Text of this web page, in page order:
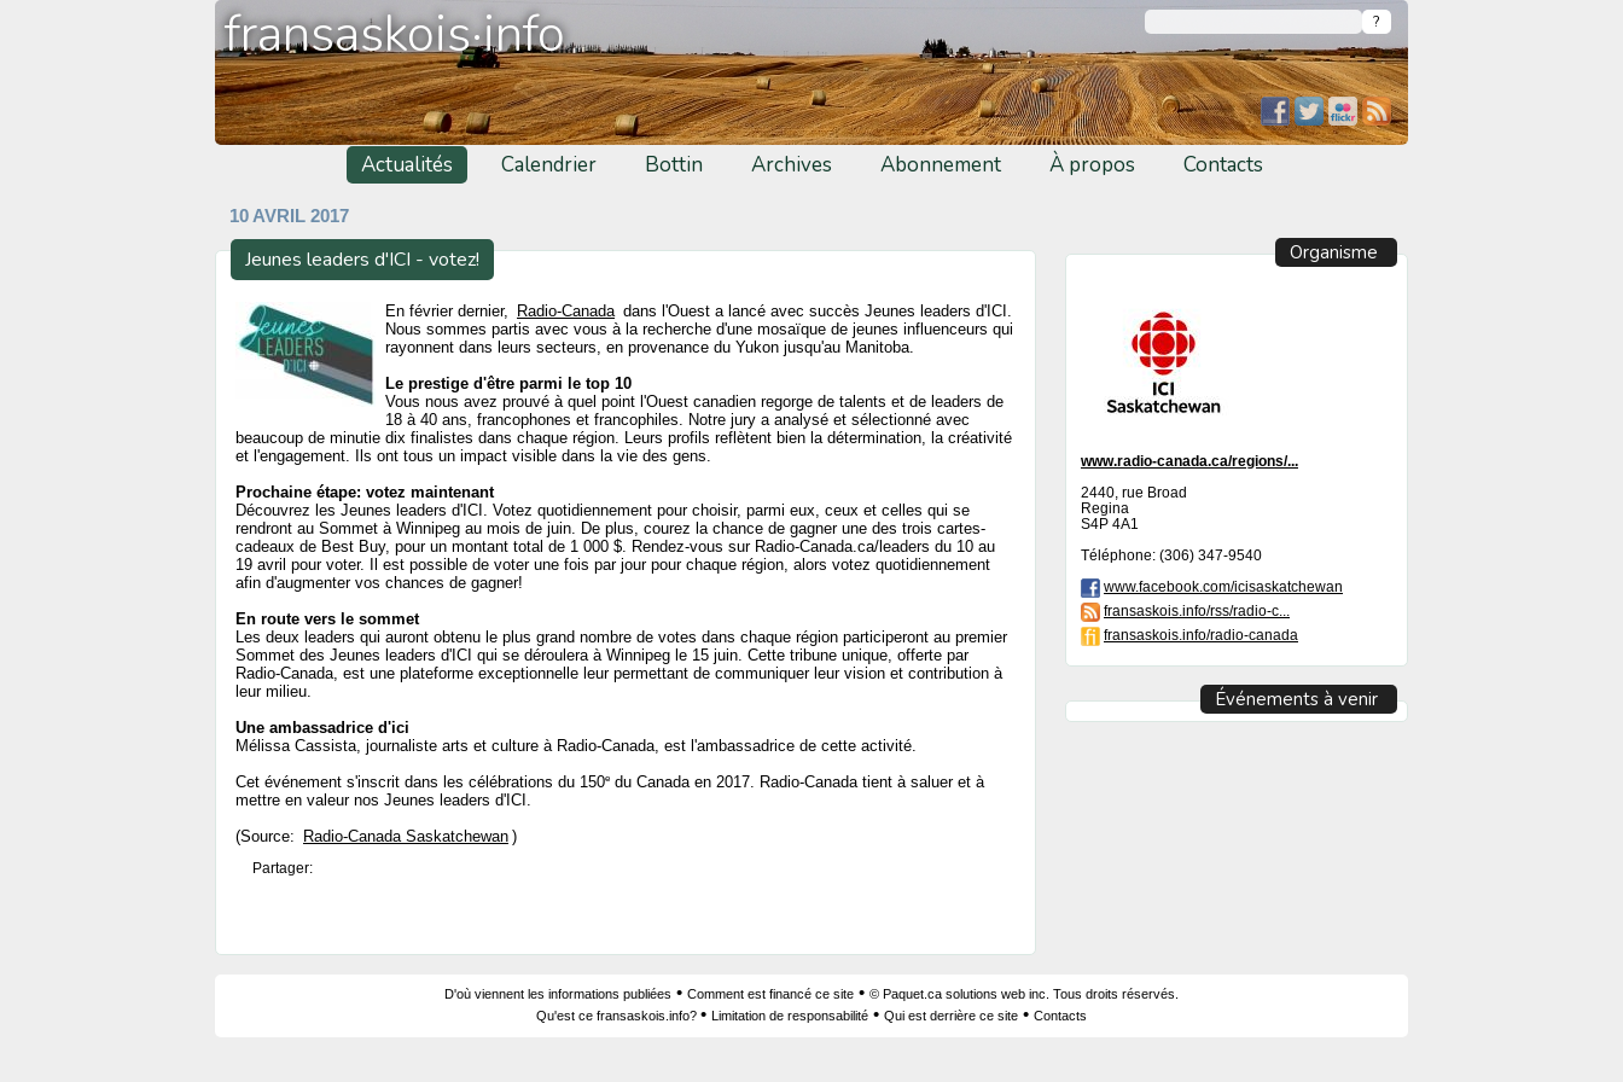
fransaskois·info
Actualités Calendrier Bottin Archives Abonnement À propos Contacts
10 AVRIL 2017
Jeunes leaders d'ICI - votez!
En février dernier, Radio-Canada dans l'Ouest a lancé avec succès Jeunes leaders d'ICI.
Nous sommes partis avec vous à la recherche d'une mosaïque de jeunes influenceurs qui
rayonnent dans leurs secteurs, en provenance du Yukon jusqu'au Manitoba.
Le prestige d'être parmi le top 10
Vous nous avez prouvé à quel point l'Ouest canadien regorge de talents et de leaders de
18 à 40 ans, francophones et francophiles. Notre jury a analysé et sélectionné avec
beaucoup de minutie dix finalistes dans chaque région. Leurs profils reflètent bien la détermination, la créativité
et l'engagement. Ils ont tous un impact visible dans la vie des gens.
Prochaine étape: votez maintenant
Découvrez les Jeunes leaders d'ICI. Votez quotidiennement pour choisir, parmi eux, ceux et celles qui se
rendront au Sommet à Winnipeg au mois de juin. De plus, courez la chance de gagner une des trois cartes-
cadeaux de Best Buy, pour un montant total de 1 000 $. Rendez-vous sur Radio-Canada.ca/leaders du 10 au
19 avril pour voter. Il est possible de voter une fois par jour pour chaque région, alors votez quotidiennement
afin d'augmenter vos chances de gagner!
En route vers le sommet
Les deux leaders qui auront obtenu le plus grand nombre de votes dans chaque région participeront au premier
Sommet des Jeunes leaders d'ICI qui se déroulera à Winnipeg le 15 juin. Cette tribune unique, offerte par
Radio-Canada, est une plateforme exceptionnelle leur permettant de communiquer leur vision et contribution à
leur milieu.
Une ambassadrice d'ici
Mélissa Cassista, journaliste arts et culture à Radio-Canada, est l'ambassadrice de cette activité.
Cet événement s'inscrit dans les célébrations du 150e du Canada en 2017. Radio-Canada tient à saluer et à
mettre en valeur nos Jeunes leaders d'ICI.
(Source: Radio-Canada Saskatchewan )
Partager:
Organisme
www.radio-canada.ca/regions/...
2440, rue Broad
Regina
S4P 4A1
Téléphone: (306) 347-9540
www.facebook.com/icisaskatchewan
fransaskois.info/rss/radio-c...
fransaskois.info/radio-canada
Événements à venir
D'où viennent les informations publiées • Comment est financé ce site • © Paquet.ca solutions web inc. Tous droits réservés.
Qu'est ce fransaskois.info? • Limitation de responsabilité • Qui est derrière ce site • Contacts